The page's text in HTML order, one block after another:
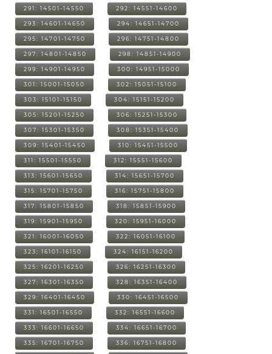
291: 14501-14550 292: 14551-14600
293: 14601-14650 294: 14651-14700
295: 14701-14750 296: 14751-14800
297: 14801-14850 298: 14851-14900
299: 14901-14950 300: 14951-15000
301: 15001-15050 302: 15051-15100
303: 15101-15150 304: 15151-15200
305: 15201-15250 306: 15251-15300
307: 15301-15350 308: 15351-15400
309: 15401-15450 310: 15451-15500
311: 15501-15550 312: 15551-15600
313: 15601-15650 314: 15651-15700
315: 15701-15750 316: 15751-15800
317: 15801-15850 318: 15851-15900
319: 15901-15950 320: 15951-16000
321: 16001-16050 322: 16051-16100
323: 16101-16150 324: 16151-16200
325: 16201-16250 326: 16251-16300
327: 16301-16350 328: 16351-16400
329: 16401-16450 330: 16451-16500
331: 16501-16550 332: 16551-16600
333: 16601-16650 334: 16651-16700
335: 16701-16750 336: 16751-16800